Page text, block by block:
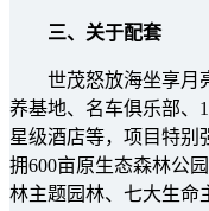
三、关于配套
世茂怒放海坐享月亮
养基地、名车俱乐部、
星级酒店等，项目特别
拥600亩原生态森林公
林主题园林、七大生命